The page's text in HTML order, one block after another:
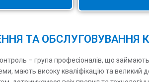
ТА ОБСЛУГОВУВАННЯ
– група професіоналів, що
мають високу кваліфікацію та великий